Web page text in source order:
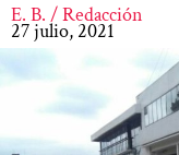
E. B. / Redacción
27 julio, 2021